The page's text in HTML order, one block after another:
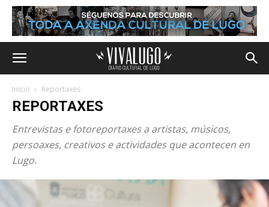
Inicio Reportaxes
REPORTAXES
Entrevistas e fotoreportaxes a artistas, músicos,
persoaxes, creativos e actividades que acontecen en
Lugo.